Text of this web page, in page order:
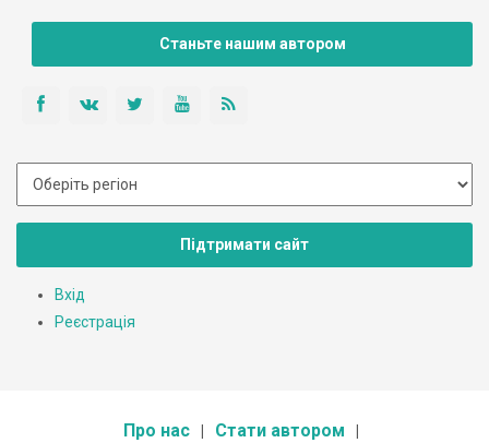
Станьте нашим автором
Підтримати сайт
Вхід
Реєстрація
Про нас Стати автором